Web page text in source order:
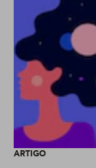
ARTIGO